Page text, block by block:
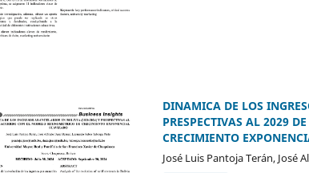
DINAMICA DE LOS
PRESPECTIVAS AL 2029
CRECIMIENTO
José Luis Pantoja Terán, José